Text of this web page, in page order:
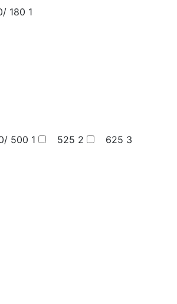
180 1
500 1 525 2 625 3